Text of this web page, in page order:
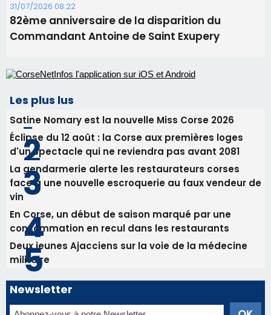
31/07/2026 08:22
82ème anniversaire de la disparition du
Commandant Antoine de Saint Exupery
Les plus lus
Satine Nomary est la nouvelle Miss Corse 2026
Éclipse du 12 août : la Corse aux premières loges
d'un spectacle qui ne reviendra pas avant 2081
La gendarmerie alerte les restaurateurs corses
face à une nouvelle escroquerie au faux vendeur de
vin
En Corse, un début de saison marqué par une
consommation en recul dans les restaurants
Deux jeunes Ajacciens sur la voie de la médecine
militaire
Newsletter